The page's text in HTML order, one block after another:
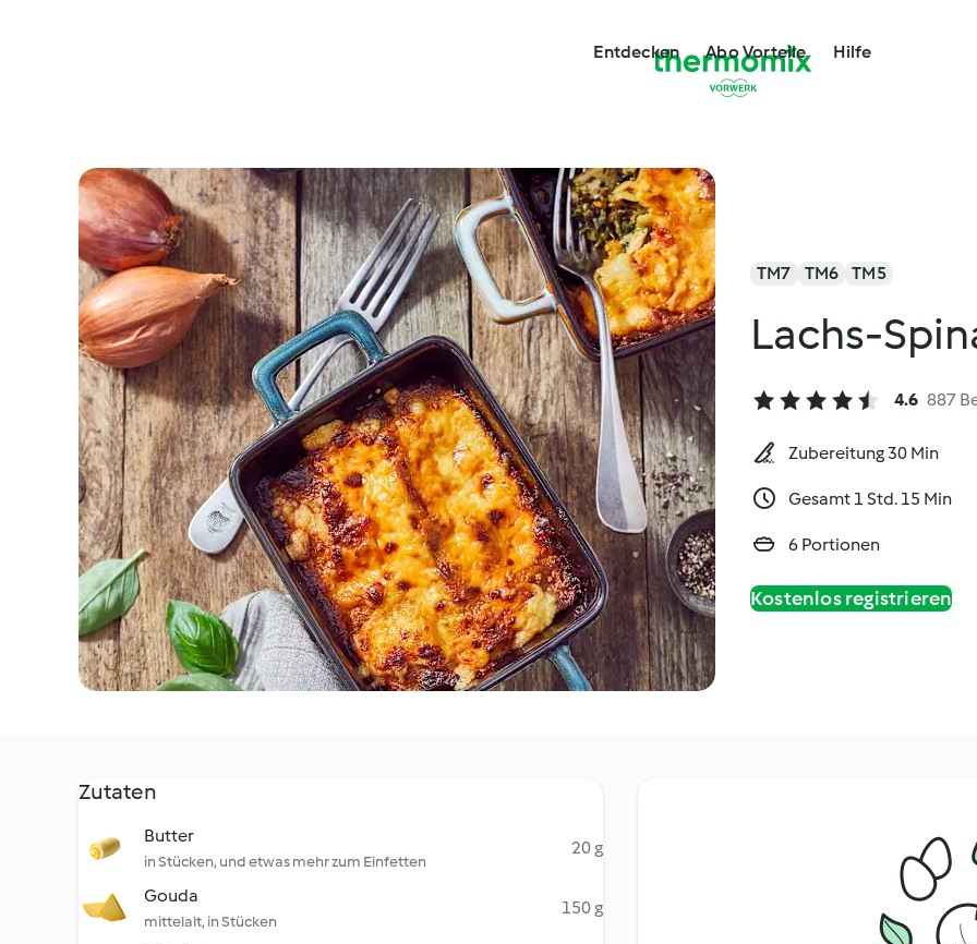
Entdecken Abo Vorteile Hilfe
TM7 TM6 TM5
Lachs-
4.6 887
Zubereitung 30 Min
Gesamt 1 Std. 15 Min
6 Portionen
Kostenlos registrieren
Zutaten
Butter
in Stücken, und etwas mehr zum Einfetten
20 g
Gouda
mittelalt, in Stücken
150 g